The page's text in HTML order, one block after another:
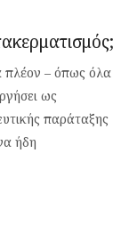
πλέον – όπως όλα
ως
παράταξης
ήδη